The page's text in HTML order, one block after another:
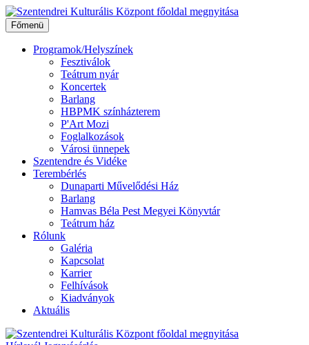
Ugrás
a
tartalomhoz
Főmenü
Programok/Helyszínek
Fesztiválok
Teátrum nyár
Koncertek
Barlang
HBPMK színházterem
P'Art Mozi
Foglalkozások
Városi ünnepek
Szentendre és Vidéke
Terembérlés
Dunaparti Művelődési Ház
Barlang
Hamvas Béla Pest Megyei Könyvtár
Teátrum ház
Rólunk
Galéria
Kapcsolat
Karrier
Felhívások
Kiadványok
Aktuális